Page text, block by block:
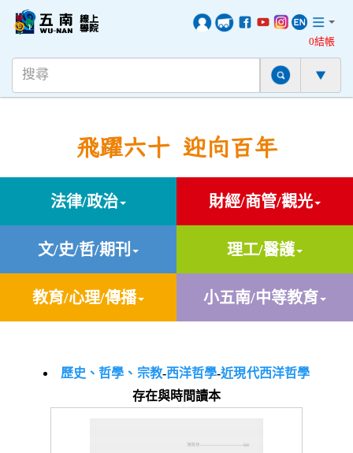
0結帳
飛躍六十 迎向百年
法律/政治 財經/商管/觀光
文/史/哲/期刊 理工/醫護
教育/心理/傳播 小五南/中等教育
歷史、哲學、宗教-西洋哲學-近現代西洋哲學
存在與時間讀本